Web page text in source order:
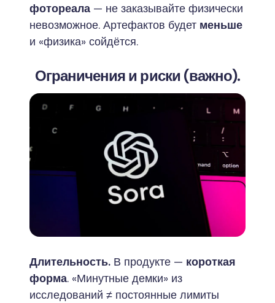
фотореала — не заказывайте физически
невозможное. Артефактов будет меньше
и «физика» сойдётся.
Ограничения и риски (важно).
Длительность. В продукте — короткая
форма. «Минутные демки» из
исследований ≠ постоянные лимиты